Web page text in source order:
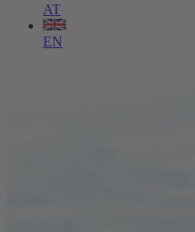
AT
EN